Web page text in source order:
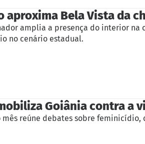
aproxima Bela Vista da
amplia a presença do interior na
no cenário estadual.
Goiânia contra a
mês reúne debates sobre